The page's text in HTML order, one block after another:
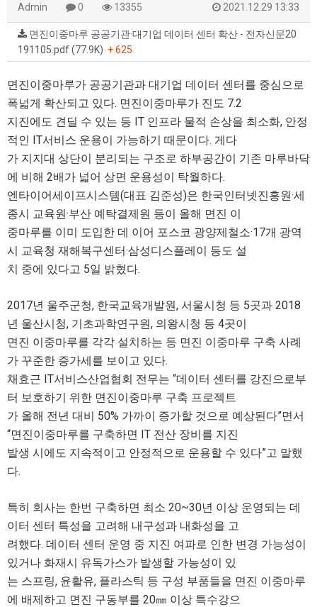
Admin 0 13355 2021.12.29 13:33
면진이중마루 공공기관·대기업 데이터 센터 확산 - 전자신문20
191105.pdf (77.9K) + 625
면진이중마루가 공공기관과 대기업 데이터 센터를 중심으로
폭넓게 확산되고 있다. 면진이중마루가 진도 7.2
지진에도 견딜 수 있는 등 IT 인프라 물적 손상을 최소화, 안정
적인 IT서비스 운용이 가능하기 때문이다. 게다
가 지지대 상단이 분리되는 구조로 하부공간이 기존 마루바닥
에 비해 2배가 넓어 상면 운용성이 탁월하다.
엔타이어세이프시스템(대표 김준성)은 한국인터넷진흥원·세
종시 교육원·부산 예탁결제원 등이 올해 면진 이
중마루를 이미 도입한 데 이어 포스코 광양제철소·17개 광역
시 교육청 재해복구센터·삼성디스플레이 등도 설
치 중에 있다고 5일 밝혔다.
2017년 울주군청, 한국교육개발원, 서울시청 등 5곳과 2018
년 울산시청, 기초과학연구원, 의왕시청 등 4곳이
면진 이중마루를 각각 설치하는 등 면진 이중마루 구축 사례
가 꾸준한 증가세를 보이고 있다.
채효근 IT서비스산업협회 전무는 “데이터 센터를 강진으로부
터 보호하기 위한 면진이중마루 구축 프로젝트
가 올해 전년 대비 50% 가까이 증가할 것으로 예상된다”면서
“면진이중마루를 구축하면 IT 전산 장비를 지진
발생 시에도 지속적이고 안정적으로 운용할 수 있다”고 말했
다.
특히 회사는 한번 구축하면 최소 20~30년 이상 운영되는 데
이터 센터 특성을 고려해 내구성과 내화성을 고
려했다. 데이터 센터 운영 중 지진 여파로 인한 변경 가능성이
있거나 화재시 유독가스가 발생할 가능성이 있
는 스프링, 윤활유, 플라스틱 등 구성 부품들을 면진 이중마루
에 배제하고 면진 구동부를 20㎜ 이상 특수강으